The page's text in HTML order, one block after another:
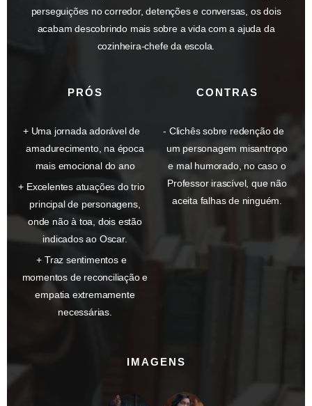
perseguições no corredor, detenções e conversas, os dois
acabam descobrindo mais sobre a vida com a ajuda da
cozinheira-chefe da escola.
PRÓS
Uma jornada adorável de
amadurecimento, na época
mais emocional do ano
Excelentes atuações do trio
principal de personagens,
onde não à toa, dois estão
indicados ao Oscar.
Traz sentimentos e
momentos de reconciliação e
empatia extremamente
necessárias.
CONTRAS
Clichês sobre redenção de
um personagem misantropo
e mal humorado, no caso o
Professor irascível, que não
aceita falhas de ninguém.
IMAGENS